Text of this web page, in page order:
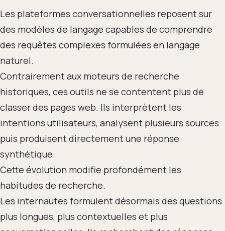
Les plateformes conversationnelles reposent sur
des modèles de langage capables de comprendre
des requêtes complexes formulées en langage
naturel.
Contrairement aux moteurs de recherche
historiques, ces outils ne se contentent plus de
classer des pages web. Ils interprètent les
intentions utilisateurs, analysent plusieurs sources
puis produisent directement une réponse
synthétique.
Cette évolution modifie profondément les
habitudes de recherche.
Les internautes formulent désormais des questions
plus longues, plus contextuelles et plus